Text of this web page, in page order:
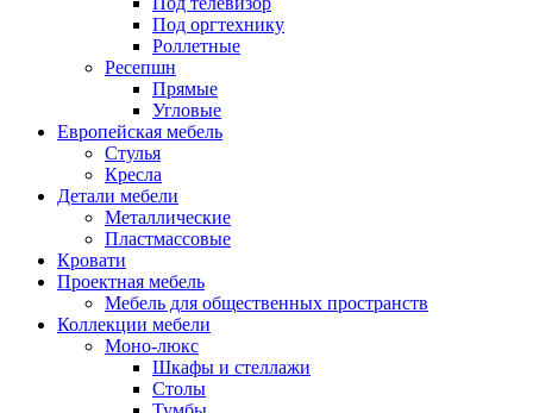
Под оргтехнику
Роллетные
Ресепшн
Прямые
Угловые
Европейская мебель
Стулья
Кресла
Детали мебели
Металлические
Пластмассовые
Кровати
Проектная мебель
Мебель для общественных пространств
Коллекции мебели
Моно-люкс
Шкафы и стеллажи
Столы